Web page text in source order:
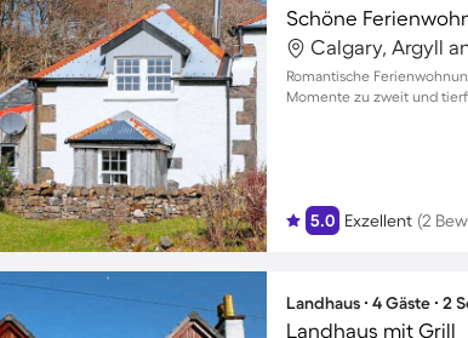
Schöne
Calgary, Argyll
Romantische
Momente zu zweit und
5.0 Exzellent (2
Landhaus ∙ 4 Gäste ∙ 2
Landhaus mit Grill